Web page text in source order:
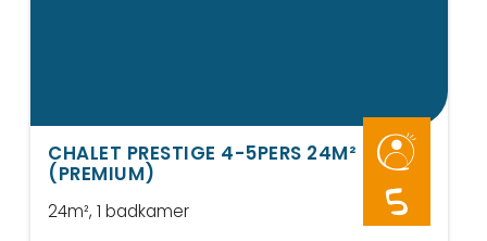
CHALET PRESTIGE 4-5PERS 24M²
(PREMIUM)
24m², 1 badkamer 5